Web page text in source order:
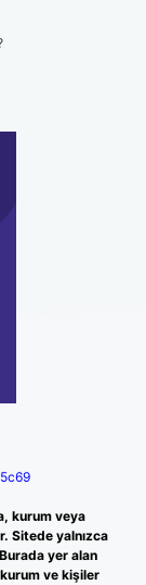
kurum veya
Sitede yalnızca
yer alan
ve kişiler